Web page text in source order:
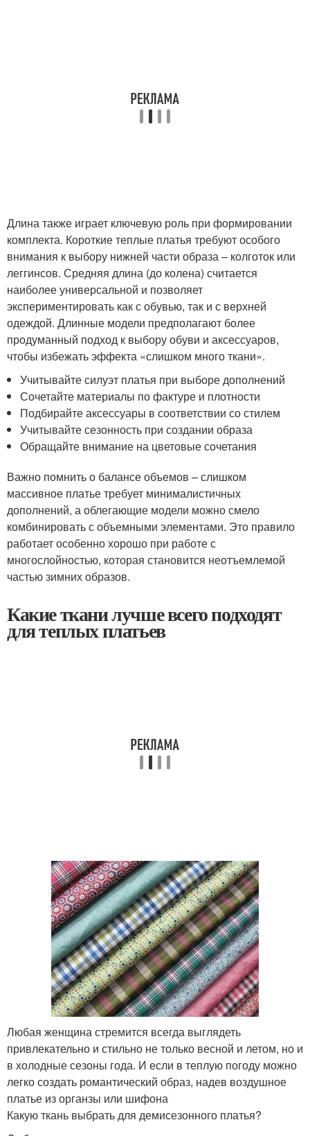
Длина также играет ключевую роль при формировании
комплекта. Короткие теплые платья требуют особого
внимания к выбору нижней части образа – колготок или
леггинсов. Средняя длина (до колена) считается
наиболее универсальной и позволяет
экспериментировать как с обувью, так и с верхней
одеждой. Длинные модели предполагают более
продуманный подход к выбору обуви и аксессуаров,
чтобы избежать эффекта «слишком много ткани».
Учитывайте силуэт платья при выборе дополнений
Сочетайте материалы по фактуре и плотности
Подбирайте аксессуары в соответствии со стилем
Учитывайте сезонность при создании образа
Обращайте внимание на цветовые сочетания
Важно помнить о балансе объемов – слишком
массивное платье требует минималистичных
дополнений, а облегающие модели можно смело
комбинировать с объемными элементами. Это правило
работает особенно хорошо при работе с
многослойностью, которая становится неотъемлемой
частью зимних образов.
Какие ткани лучше всего подходят
для теплых платьев
Любая женщина стремится всегда выглядеть
привлекательно и стильно не только весной и летом, но и
в холодные сезоны года. И если в теплую погоду можно
легко создать романтический образ, надев воздушное
платье из органзы или шифона
Какую ткань выбрать для демисезонного платья?